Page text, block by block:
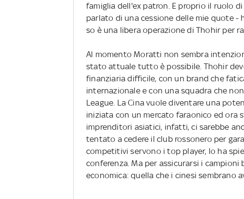
famiglia dell'ex patron. E proprio il ruolo
parlato di una cessione delle mie quote
so è una libera operazione di Thohir per
Al momento Moratti non sembra
stato attuale tutto è possibile. Thohir
finanziaria difficile, con un brand che
internazionale e con una squadra che
League. La Cina vuole diventare una
iniziata con un mercato faraonico ed ora
imprenditori asiatici, infatti, ci sarebbe
tentato a cedere il club rossonero per
competitivi servono i top player, lo ha
conferenza. Ma per assicurarsi i
economica: quella che i cinesi sembrano